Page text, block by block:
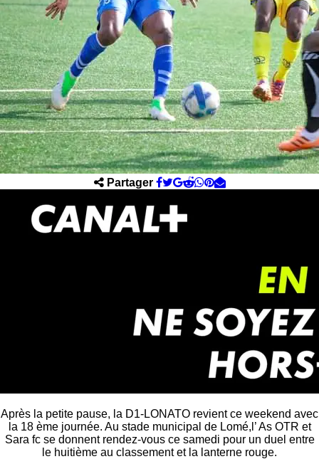
Partager
Après la petite pause, la D1-LONATO revient ce weekend avec
la 18 ème journée. Au stade municipal de Lomé,l’ As OTR et
Sara fc se donnent rendez-vous ce samedi pour un duel entre
le huitième au classement et la lanterne rouge.